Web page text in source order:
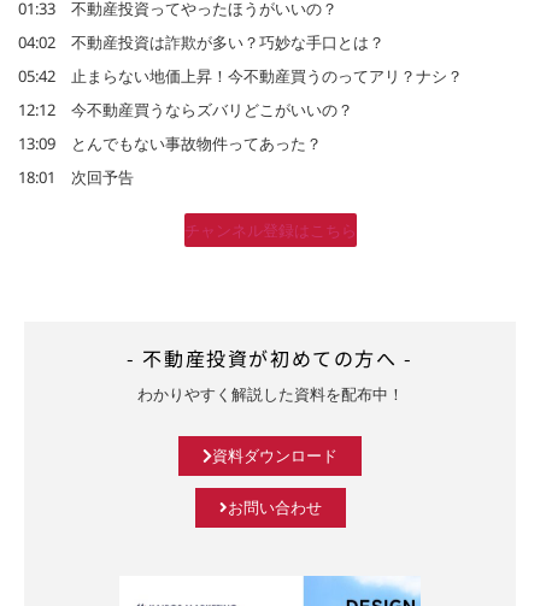
01:33 不動産投資ってやったほうがいいの？
04:02 不動産投資は詐欺が多い？巧妙な手口とは？
05:42 止まらない地価上昇！今不動産買うのってアリ？ナシ？
12:12 今不動産買うならズバリどこがいいの？
13:09 とんでもない事故物件ってあった？
18:01 次回予告
チャンネル登録はこちら
- 不動産投資が初めての方へ -
わかりやすく解説した資料を配布中！
資料ダウンロード
お問い合わせ